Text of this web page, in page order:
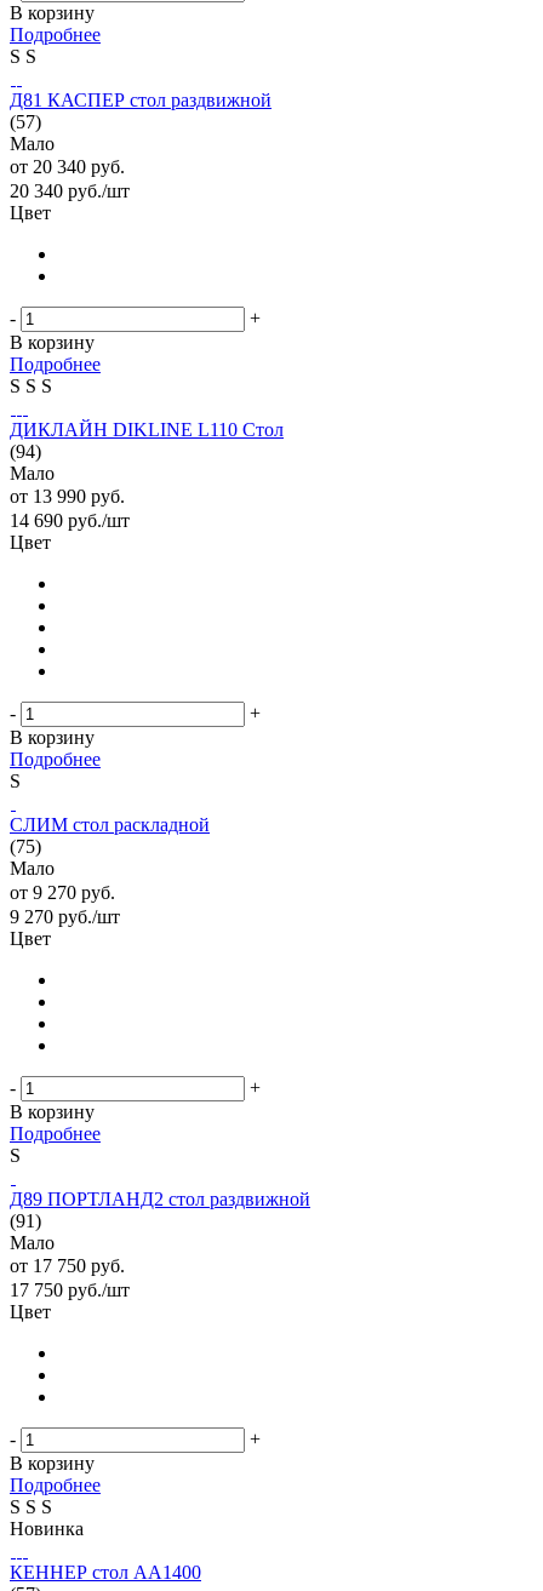
В корзину
Подробнее
S S
Д81 КАСПЕР стол раздвижной
(57)
Мало
от 20 340 руб.
20 340 руб./шт
Цвет
-
+
В корзину
Подробнее
S S S
ДИКЛАЙН DIKLINE L110 Cтол
(94)
Мало
от 13 990 руб.
14 690 руб./шт
Цвет
-
+
В корзину
Подробнее
S
СЛИМ стол раскладной
(75)
Мало
от 9 270 руб.
9 270 руб./шт
Цвет
-
+
В корзину
Подробнее
S
Д89 ПОРТЛАНД2 стол раздвижной
(91)
Мало
от 17 750 руб.
17 750 руб./шт
Цвет
-
+
В корзину
Подробнее
S S S
Новинка
КЕННЕР стол АА1400